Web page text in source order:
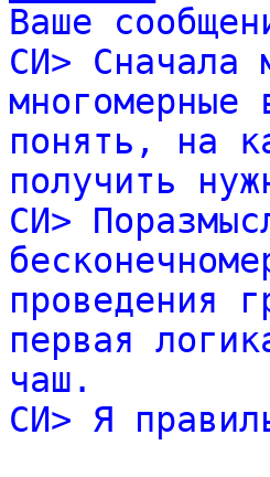
Ваше
СИ> Сначала
понять, на
получить
СИ>
проведения
первая
чаш.
СИ> Я